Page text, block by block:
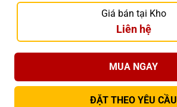
Giá bán tại Kho
Liên hệ
MUA NGAY
ĐẶT THEO YÊU CẦU